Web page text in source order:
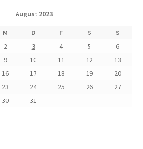
August 2023
M D F S
S
2 3 4 5
6
9 10 11 12
13
16 17 18 19
20
23 24 25 26
27
30 31